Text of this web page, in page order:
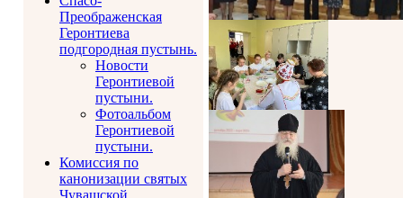
Преображенская
Геронтиева
подгородная пустынь.
Новости
Геронтиевой
пустыни.
Фотоальбом
Геронтиевой
пустыни.
Комиссия по
канонизации святых
Чувашской